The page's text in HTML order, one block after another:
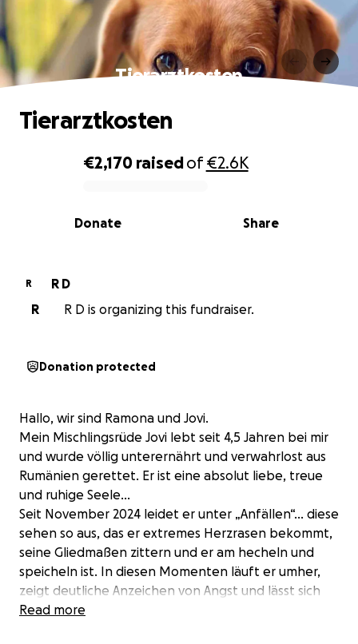
Tierarztkosten
0% complete
€2,170 raisedof€2.6K
Share
Donate
Tierarztkosten
R
R D
R
R D is organizing this fundraiser.
Donation protected
Hallo, wir sind Ramona und Jovi.
Mein Mischlingsrüde Jovi lebt seit 4,5 Jahren bei mir
und wurde völlig unterernährt und verwahrlost aus
Rumänien gerettet. Er ist eine absolut liebe, treue
und ruhige Seele…
Seit November 2024 leidet er unter „Anfällen“… diese
sehen so aus, das er extremes Herzrasen bekommt,
seine Gliedmaßen zittern und er am hecheln und
speicheln ist. In diesen Momenten läuft er umher,
zeigt deutliche Anzeichen von Angst und lässt sich
kaum beruhigen. Dann erhielten wir nach
Read more